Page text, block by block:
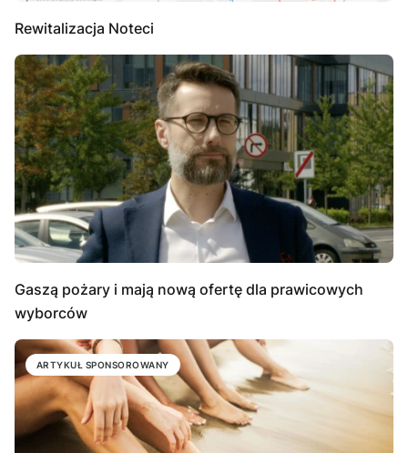
Rewitalizacja Noteci
Gaszą pożary i mają nową ofertę dla prawicowych
wyborców
ARTYKUŁ SPONSOROWANY